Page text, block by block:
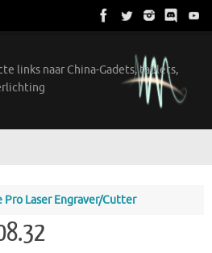
links naar China-Gadets, tablets,
Laser Engraver/Cutter